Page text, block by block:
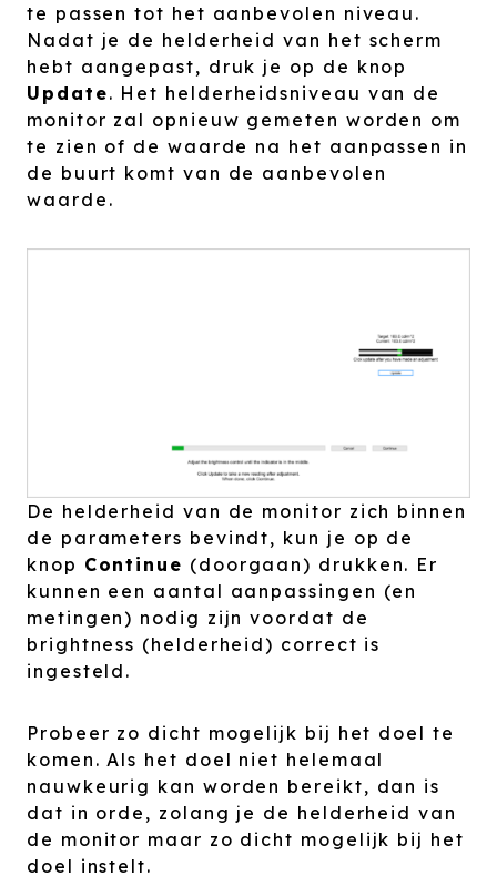
te passen tot het aanbevolen niveau.
Nadat je de helderheid van het scherm
hebt aangepast, druk je op de knop
Update. Het helderheidsniveau van de
monitor zal opnieuw gemeten worden om
te zien of de waarde na het aanpassen in
de buurt komt van de aanbevolen
waarde.
De helderheid van de monitor zich binnen
de parameters bevindt, kun je op de
knop Continue (doorgaan) drukken. Er
kunnen een aantal aanpassingen (en
metingen) nodig zijn voordat de
brightness (helderheid) correct is
ingesteld.
Probeer zo dicht mogelijk bij het doel te
komen. Als het doel niet helemaal
nauwkeurig kan worden bereikt, dan is
dat in orde, zolang je de helderheid van
de monitor maar zo dicht mogelijk bij het
doel instelt.